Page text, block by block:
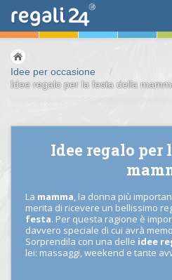
Idee per occasione
/
Idee regalo per la festa della
Idee regalo per
La mamma, la donna più
merita di ricevere un bellissimo
festa. Per questa ragione è
davvero speciale di cui avrà
Sorprendila con una delle idee
lei: massaggi, weekend e tante